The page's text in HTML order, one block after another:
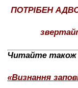
ПОТРІБЕН
Читайте
«Визнання